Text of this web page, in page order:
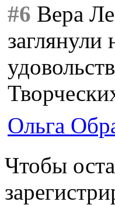
#6 Вера
Ольга
Чтобы